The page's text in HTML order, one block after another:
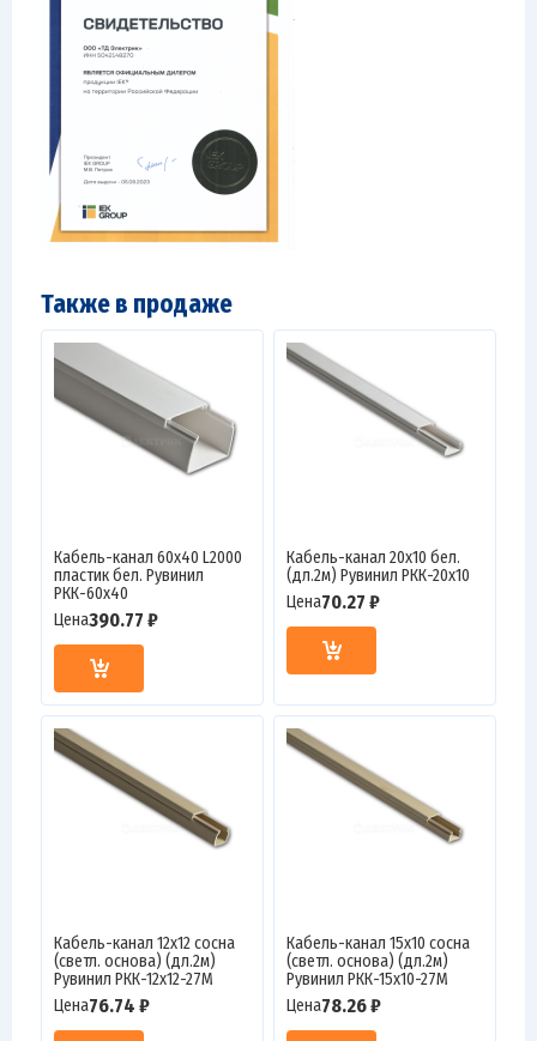
Также в продаже
Кабель-канал 60х40 L2000
пластик бел. Рувинил
РКК-60х40
Цена390.77 ₽
Кабель-канал 20х10 бел.
(дл.2м) Рувинил РКК-20х10
Цена70.27 ₽
Кабель-канал 12х12 сосна
(светл. основа) (дл.2м)
Рувинил РКК-12х12-27М
Цена76.74 ₽
Кабель-канал 15х10 сосна
(светл. основа) (дл.2м)
Рувинил РКК-15х10-27М
Цена78.26 ₽